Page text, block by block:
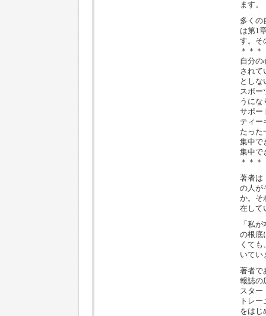
ます。
多くの
は第1
す。そ
＊＊＊
自分の
されて
としな
スポー
うにな
サポー
ティー
たった
集中で
集中で
＊＊＊
著者は
の人が
か。そ
在して
「私
の根底
くて
いてい
著者で
報誌の
スター
トレ
をはじ